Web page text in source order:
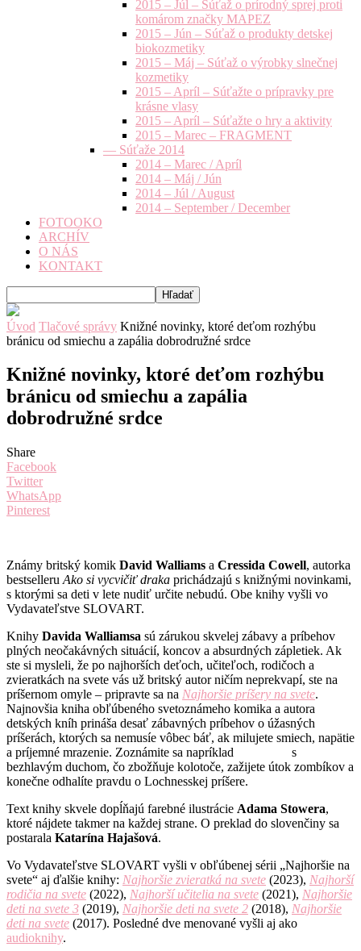
2015 – Júl – Súťaž o prírodný sprej proti
komárom značky MAPEZ
2015 – Jún – Súťaž o produkty detskej
biokozmetiky
2015 – Máj – Súťaž o výrobky slnečnej
kozmetiky
2015 – Apríl – Súťažte o prípravky pre
krásne vlasy
2015 – Apríl – Súťažte o hry a aktivity
2015 – Marec – FRAGMENT
— Súťaže 2014
2014 – Marec / Apríl
2014 – Máj / Jún
2014 – Júl / August
2014 – September / December
FOTOOKO
ARCHÍV
O NÁS
KONTAKT
Úvod Tlačové správy Knižné novinky, ktoré deťom rozhýbu
bránicu od smiechu a zapália dobrodružné srdce
Knižné novinky, ktoré deťom rozhýbu
bránicu od smiechu a zapália
dobrodružné srdce
Share
Facebook
Twitter
WhatsApp
Pinterest
Známy britský komik David Walliams a Cressida Cowell, autorka
bestselleru Ako si vycvičiť draka prichádzajú s knižnými novinkami,
s ktorými sa deti v lete nudiť určite nebudú. Obe knihy vyšli vo
Vydavateľstve SLOVART.
Knihy Davida Walliamsa sú zárukou skvelej zábavy a príbehov
plných neočakávných situácií, koncov a absurdných zápletiek. Ak
ste si mysleli, že po najhorších deťoch, učiteľoch, rodičoch a
zvieratkách na svete vás už britský autor ničím neprekvapí, ste na
príšernom omyle – pripravte sa na Najhoršie príšery na svete.
Najnovšia kniha obľúbeného svetoznámeho komika a autora
detských kníh prináša desať zábavných príbehov o úžasných
príšerách, ktorých sa nemusíe vôbec báť, ak milujete smiech, napätie
a príjemné mrazenie. Zoznámite sa napríklad s
bezhlavým duchom, čo zbožňuje kolotoče, zažijete útok zombíkov a
konečne odhalíte pravdu o Lochnesskej príšere.
Text knihy skvele dopĺňajú farebné ilustrácie Adama Stowera,
ktoré nájdete takmer na každej strane. O preklad do slovenčiny sa
postarala Katarína Hajašová.
Vo Vydavateľstve SLOVART vyšli v obľúbenej sérii „Najhoršie na
svete“ aj ďalšie knihy: Najhoršie zvieratká na svete (2023), Najhorší
rodičia na svete (2022), Najhorší učitelia na svete (2021), Najhoršie
deti na svete 3 (2019), Najhoršie deti na svete 2 (2018), Najhoršie
deti na svete (2017). Posledné dve menované vyšli aj ako
audioknihy.